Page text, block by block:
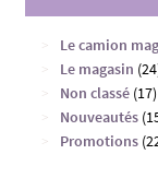
Le camion
Le magasin
Non classé (17)
Nouveautés
Promotions